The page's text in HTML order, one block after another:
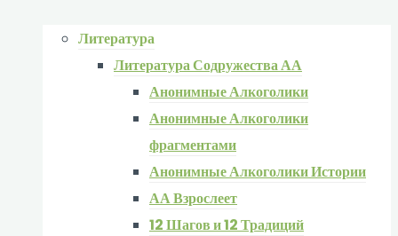
Литература
Литература Содружества АА
Анонимные Алкоголики
Анонимные Алкоголики
фрагментами
Анонимные Алкоголики Истории
АА Взрослеет
12 Шагов и 12 Традиций